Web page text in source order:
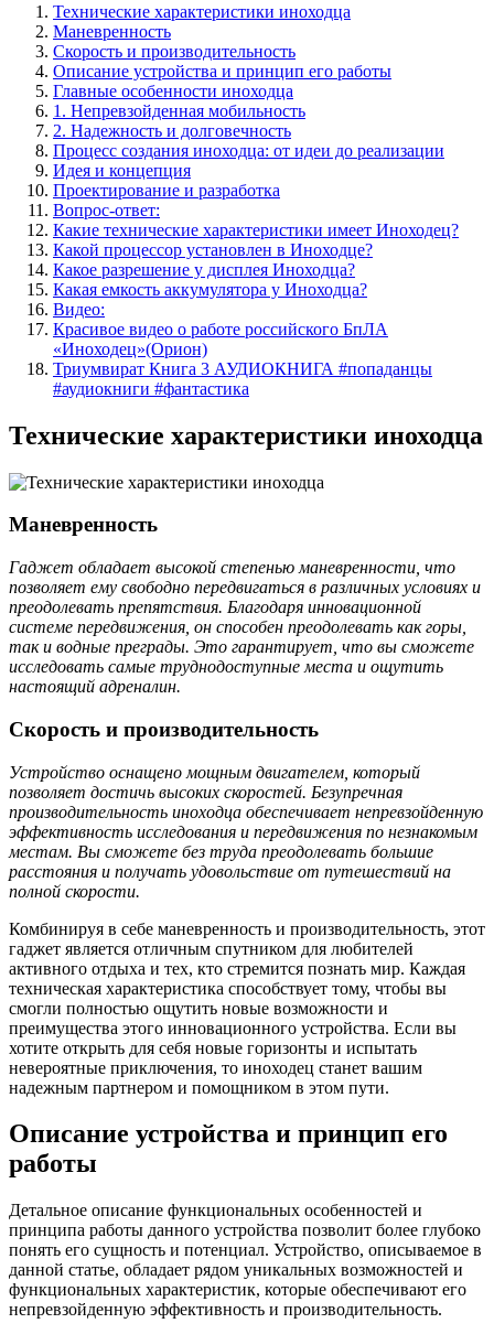
Технические характеристики иноходца
Маневренность
Скорость и производительность
Описание устройства и принцип его работы
Главные особенности иноходца
1. Непревзойденная мобильность
2. Надежность и долговечность
Процесс создания иноходца: от идеи до реализации
Идея и концепция
Проектирование и разработка
Вопрос-ответ:
Какие технические характеристики имеет Иноходец?
Какой процессор установлен в Иноходце?
Какое разрешение у дисплея Иноходца?
Какая емкость аккумулятора у Иноходца?
Видео:
Красивое видео о работе российского БпЛА
«Иноходец»(Орион)
Триумвират Книга 3 АУДИОКНИГА #попаданцы
#аудиокниги #фантастика
Технические характеристики иноходца
Маневренность
Гаджет обладает высокой степенью маневренности, что
позволяет ему свободно передвигаться в различных условиях и
преодолевать препятствия. Благодаря инновационной
системе передвижения, он способен преодолевать как горы,
так и водные преграды. Это гарантирует, что вы сможете
исследовать самые труднодоступные места и ощутить
настоящий адреналин.
Скорость и производительность
Устройство оснащено мощным двигателем, который
позволяет достичь высоких скоростей. Безупречная
производительность иноходца обеспечивает непревзойденную
эффективность исследования и передвижения по незнакомым
местам. Вы сможете без труда преодолевать большие
расстояния и получать удовольствие от путешествий на
полной скорости.
Комбинируя в себе маневренность и производительность, этот
гаджет является отличным спутником для любителей
активного отдыха и тех, кто стремится познать мир. Каждая
техническая характеристика способствует тому, чтобы вы
смогли полностью ощутить новые возможности и
преимущества этого инновационного устройства. Если вы
хотите открыть для себя новые горизонты и испытать
невероятные приключения, то иноходец станет вашим
надежным партнером и помощником в этом пути.
Описание устройства и принцип его
работы
Детальное описание функциональных особенностей и
принципа работы данного устройства позволит более глубоко
понять его сущность и потенциал. Устройство, описываемое в
данной статье, обладает рядом уникальных возможностей и
функциональных характеристик, которые обеспечивают его
непревзойденную эффективность и производительность.